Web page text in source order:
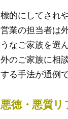
標的にしてされ
営業の担当者は
うなご家族を選
外のご家族に相
する手法が通例で
悪徳・悪質